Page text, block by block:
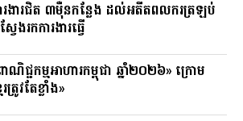
រងារជិត ៣ម៉ឺនកន្លែង ដល់អតីតពលករត្រឡប់
ងរកការងារធ្វើ
ជ្ជកម្មអាហារកម្ពុជា ឆ្នាំ២០២៦» ក្រោម
ត្រូវតែខ្លាំង»